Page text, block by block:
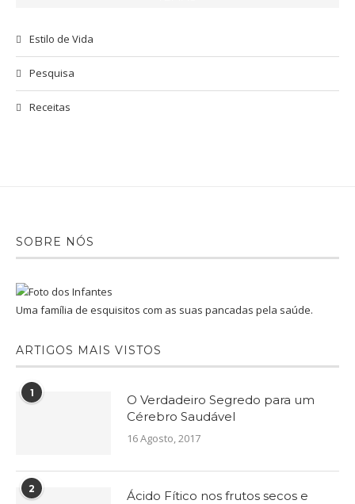
Estilo de Vida
Pesquisa
Receitas
SOBRE NÓS
Uma família de esquisitos com as suas pancadas pela saúde.
ARTIGOS MAIS VISTOS
1
O Verdadeiro Segredo para um
Cérebro Saudável
16 Agosto, 2017
2
Ácido Fítico nos frutos secos e